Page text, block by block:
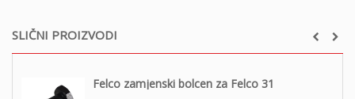
SLIČNI PROIZVODI
Felco zamjenski bolcen za Felco 31